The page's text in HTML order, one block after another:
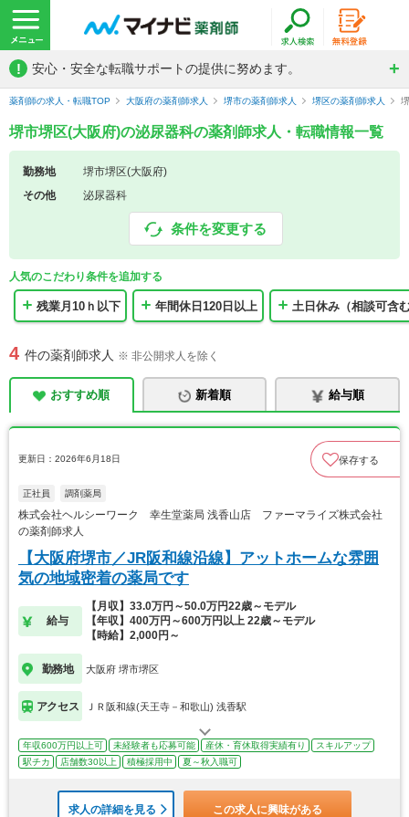
! 安心・安全な転職サポートの提供に努めます。
薬剤師の求人・転職TOP 大阪府の薬剤師求人 堺市の薬剤師求人 堺区の薬剤師求人
堺市堺区(大阪府)の泌尿器科の薬剤師求人・転職情報一覧
勤務地
堺市堺区(大阪府)
その他
泌尿器科
条件を変更する
人気のこだわり条件を追加する
残業月10ｈ以下 年間休日120日以上 土日休み（相談可含
4 件の薬剤師求人 ※ 非公開求人を除く
おすすめ順 新着順 給与順
更新日：2026年6月18日 保存する
正社員 調剤薬局
株式会社ヘルシーワーク 幸生堂薬局 浅香山店 ファーマライズ株式会社
の薬剤師求人
【大阪府堺市／JR阪和線沿線】アットホームな雰囲
気の地域密着の薬局です
給与
【月収】33.0万円～50.0万円22歳～モデル
【年収】400万円～600万円以上 22歳～モデル
【時給】2,000円～
勤務地 大阪府 堺市堺区
アクセス ＪＲ阪和線(天王寺－和歌山) 浅香駅
年収600万円以上可 未経験者も応募可能 産休・育休取得実績有り
スキルアップ
駅チカ
店舗数30以上 積極採用中 夏～秋入職可
求人の詳細を見る この求人に興味がある